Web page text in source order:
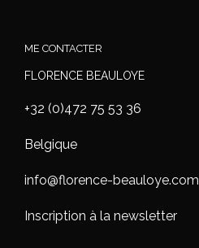
ME CONTACTER
FLORENCE BEAULOYE
+32 (0)472 75 53 36
Belgique
info@florence-beauloye.com
Inscription à la newsletter